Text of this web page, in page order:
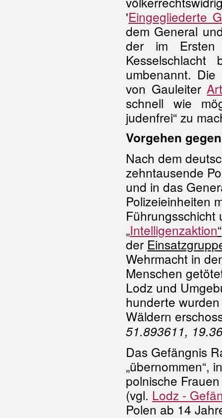
'Eingegliederte
dem General
der im Ersten
umbenannt.
von Gauleiter
schnell wie
judenfrei“ zu
Vorgehen
Nach dem
zehntausende
und in das
Polizeieinheiten
Führungsschicht
„Intelligenzaktion“
der
Wehrmacht in
Menschen
Lodz und
hunderte
Wäldern
51.893611,
Das Gefängnis
„übernommen“,
polnische
(vgl. Lodz -
Polen ab 14